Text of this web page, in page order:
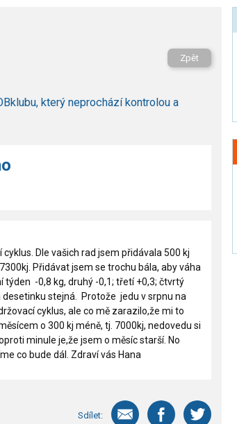
Zpět
který neprochází kontrolou a
Dle vašich rad jsem přidávala 500 kj
Přidávat jsem se trochu bála, aby váha
-0,8 kg, druhý -0,1; třetí +0,3; čtvrtý
stejná. Protože jedu v srpnu na
cyklus, ale co mě zarazilo,že mi to
o 300 kj méně, tj. 7000kj, nedovedu si
minule je,že jsem o měsíc starší. No
co bude dál. Zdraví vás Hana
Sdílet: